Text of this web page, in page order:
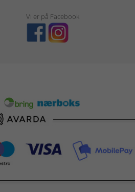
Vi er på Facebook